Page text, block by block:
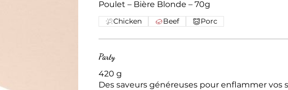
Poulet – Bière Blonde – 70g
Chicken Beef Porc
Party
420 g
Des saveurs généreuses pour enflammer vos